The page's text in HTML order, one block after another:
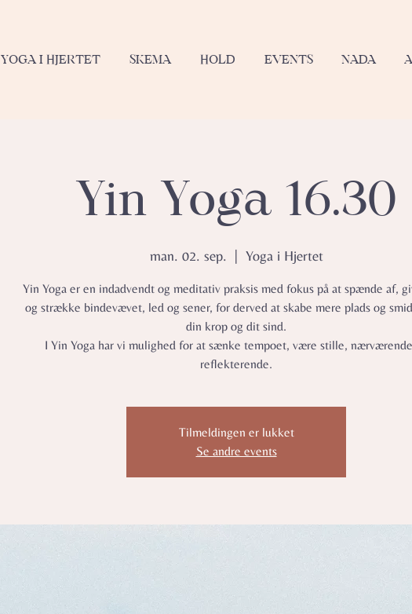
YOGA I HJERTET SKEMA HOLD EVENTS NADA
Yin Yoga 16.30
man. 02. sep. Yoga i Hjertet
Yin Yoga er en indadvendt og meditativ praksis med fokus på at spænde af,
og strække bindevævet, led og sener, for derved at skabe mere plads og
din krop og dit sind.
I Yin Yoga har vi mulighed for at sænke tempoet, være stille,
reflekterende.
Tilmeldingen er lukket
Se andre events